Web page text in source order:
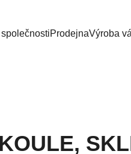
ProdejnaVýroba
KOULE,